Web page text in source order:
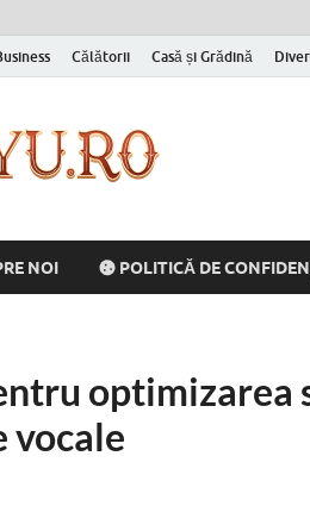
Călătorii Casă și Grădină
NOI POLITICĂ DE
optimizarea
vocale